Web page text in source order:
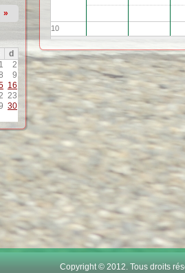
»
d
1
2
9
16
23
30
10
11
12
13
15
16
Copyright © 2012. Tous droits